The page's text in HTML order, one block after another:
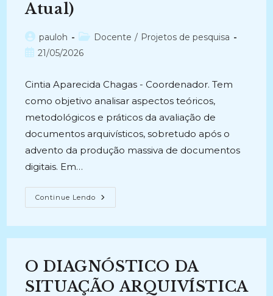
Atual)
Autor
do
pauloh
Categoria
do
Docente / Projetos de pesquisa
Post21/05/2026
Cintia Aparecida Chagas - Coordenador. Tem
como objetivo analisar aspectos teóricos,
metodológicos e práticos da avaliação de
documentos arquivísticos, sobretudo após o
advento da produção massiva de documentos
digitais. Em…
Continue Lendo AVALIAÇÃO
DE
Aspectos
Práticos
(2025-
Atual)
O DIAGNÓSTICO DA
SITUAÇÃO ARQUIVÍSTICA